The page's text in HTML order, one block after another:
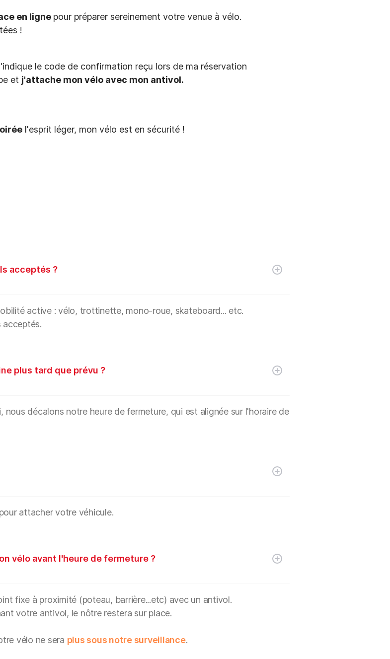
en ligne pour préparer sereinement votre venue à vélo.
!
le code de confirmation reçu lors de ma réservation
et j'attache mon vélo avec mon antivol.
l'esprit léger, mon vélo est en sécurité !
acceptés ?
active : vélo, trottinette, mono-roue, skateboard... etc.
acceptés.
plus tard que prévu ?
nous décalons notre heure de fermeture, qui est alignée sur l'horaire de
attacher votre véhicule.
vélo avant l'heure de fermeture ?
fixe à proximité (poteau, barrière...etc) avec un antivol.
votre antivol, le nôtre restera sur place.
vélo ne sera plus sous notre surveillance.